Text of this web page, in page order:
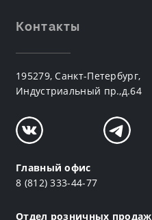
Контакты
195279, Санкт-Петербург,
Индустриальный пр.,д.64
Главный офис
8 (812) 333-44-77
Отдел розничных продаж